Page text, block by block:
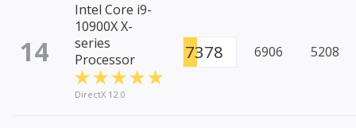
14
Intel Core i9-
10900X X-
series
Processor
DirectX 12.0
7378 6906 5208